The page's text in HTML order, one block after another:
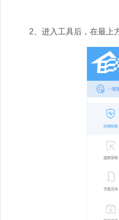
2、进入工具后，在最上方